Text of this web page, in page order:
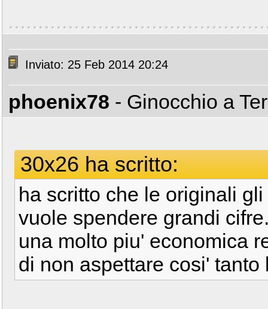
Inviato: 25 Feb 2014 20:24
phoenix78 - Ginocchio a
30x26 ha scritto:
ha scritto che le originali
vuole spendere grandi
una molto piu' economica
di non aspettare cosi'